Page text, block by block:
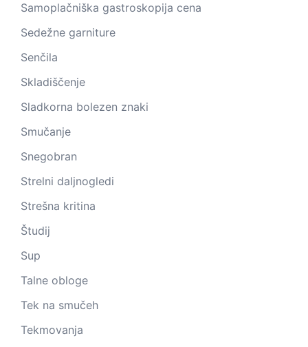
Samoplačniška gastroskopija cena
Sedežne garniture
Senčila
Skladiščenje
Sladkorna bolezen znaki
Smučanje
Snegobran
Strelni daljnogledi
Strešna kritina
Študij
Sup
Talne obloge
Tek na smučeh
Tekmovanja